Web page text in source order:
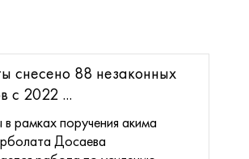
снесено 88 незаконных
с 2022 ...
рамках поручения акима
Досаева